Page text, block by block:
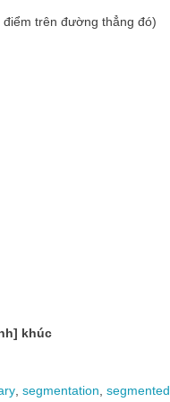
trên đường thẳng đó)
khúc
segmentation segmented